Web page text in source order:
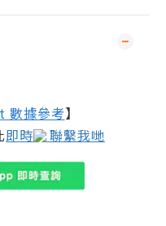
數據參考】
即時 聯繫我哋